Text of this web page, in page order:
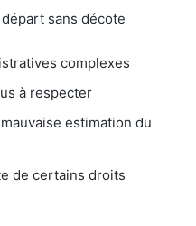
sans décote
complexes
à respecter
estimation du
de certains droits